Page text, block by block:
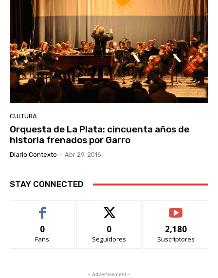
CULTURA
Orquesta de La Plata: cincuenta años de
historia frenados por Garro
Diario Contexto - Abr 29, 2016
STAY CONNECTED
0
Fans
0
Seguidores
2,180
Suscriptores
- Advertisement -